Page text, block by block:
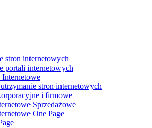
stron internetowych
portali internetowych
stron internetowych
i firmowe
Sprzedażowe
One Page